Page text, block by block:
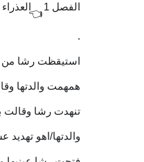
الفصل 1
👈
.
استيقظت رشا من
همهمت والدتها
تنهدت رشا وقالت
والدتها/اهو